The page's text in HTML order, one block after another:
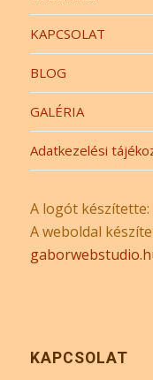
KAPCSOLAT
BLOG
GALÉRIA
Adatkezelési
A logót készítette:
A weboldal
KAPCSOLAT